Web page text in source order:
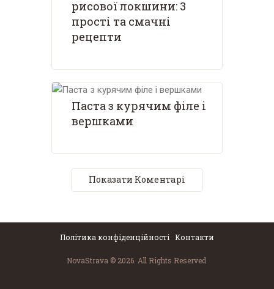
рисової локшини: 3
прості та смачні
рецепти
Паста з курячим філе і
вершками
Показати Коментарі
Політика конфіденційності Контакти
NovaStrava © 2026. All Rights Reserved.